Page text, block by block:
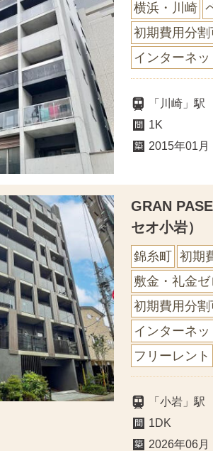
横浜・川崎
初期費用分割
インターネ
「川崎」
1K
2015年01月
GRAN
セオ小岩）
錦糸町
初期
敷金・礼金ゼ
初期費用分割
インターネ
フリーレント
「小岩」
1DK
2026年06月